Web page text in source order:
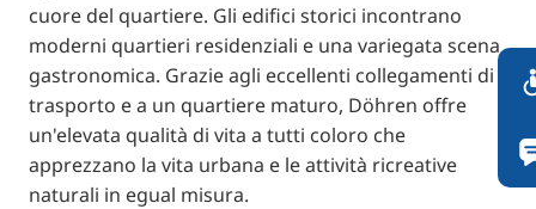
cuore del quartiere. Gli edifici storici incontrano
moderni quartieri residenziali e una variegata scena
gastronomica. Grazie agli eccellenti collegamenti di
trasporto e a un quartiere maturo, Döhren offre
un'elevata qualità di vita a tutti coloro che
apprezzano la vita urbana e le attività ricreative
naturali in egual misura.